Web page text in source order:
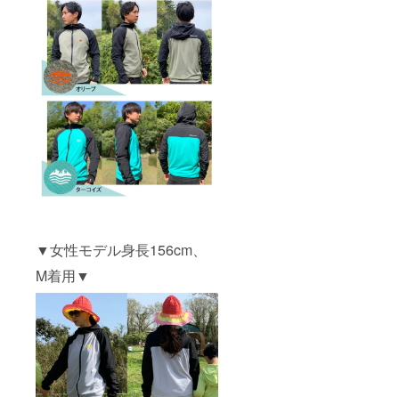
▼女性モデル身長156cm、
M着用▼